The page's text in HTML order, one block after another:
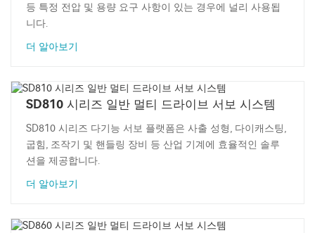
등 특정 전압 및 용량 요구 사항이 있는 경우에 널리 사용됩
니다.
더 알아보기
SD810 시리즈 일반 멀티 드라이브 서보 시스템
SD810 시리즈 다기능 서보 플랫폼은 사출 성형, 다이캐스팅,
굽힘, 조작기 및 핸들링 장비 등 산업 기계에 효율적인 솔루
션을 제공합니다.
더 알아보기